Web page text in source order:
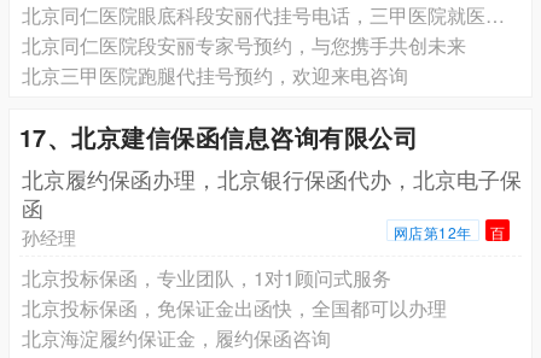
北京同仁医院眼底科段安丽代挂号电话，三甲医院就医跑腿
北京同仁医院段安丽专家号预约，与您携手共创未来
北京三甲医院跑腿代挂号预约，欢迎来电咨询
17、北京建信保函信息咨询有限公司
北京履约保函办理，北京银行保函代办，北京电子保
函
孙经理 网店第12年 百
北京投标保函，专业团队，1对1顾问式服务
北京投标保函，免保证金出函快，全国都可以办理
北京海淀履约保证金，履约保函咨询